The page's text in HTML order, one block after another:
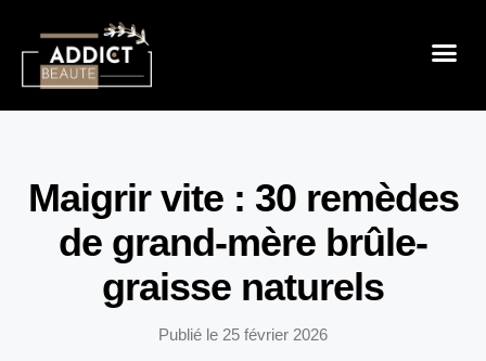
Maigrir vite : 30 remèdes
de grand-mère brûle-
graisse naturels
Publié le 25 février 2026